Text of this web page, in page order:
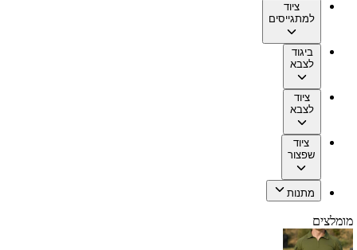
ציוד
למתגייסים
ביגוד
לצבא
ציוד
לצבא
ציוד
שפצור
מתנות
מומלצים